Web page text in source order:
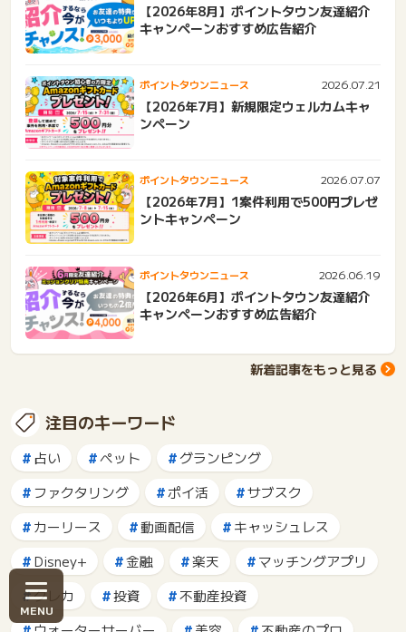
【2026年8月】ポイントタウン友達紹介
キャンペーンおすすめ広告紹介
ポイントタウンニュース 2026.07.21
【2026年7月】新規限定ウェルカムキャ
ンペーン
ポイントタウンニュース 2026.07.07
【2026年7月】1案件利用で500円プレゼ
ントキャンペーン
ポイントタウンニュース 2026.06.19
【2026年6月】ポイントタウン友達紹介
キャンペーンおすすめ広告紹介
新着記事をもっと見る
注目のキーワード
占い ペット
グランピング
ファクタリング
ポイ活
サブスク
カーリース
動画配信
キャッシュレス
Disney+
金融 楽天
マッチングアプリ
クレカ
投資
不動産投資